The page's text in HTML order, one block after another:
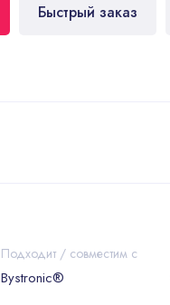
Быстрый заказ
Подходит / совместим с
Bystronic®